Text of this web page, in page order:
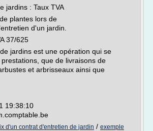
jardins : Taux TVA
plantes lors de
d'un jardin.
37/625
jardins est une opération qui se
que de livraisons de
et arbrisseaux ainsi que
19:38:10
d'un contrat d'entretien de jardin / exemple